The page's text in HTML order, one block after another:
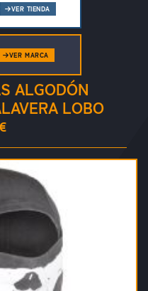
VER TIENDA
ALGODÓN
LOBO
VER MARCA